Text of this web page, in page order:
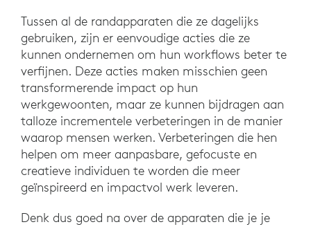
Tussen al de randapparaten die ze dagelijks
gebruiken, zijn er eenvoudige acties die ze
kunnen ondernemen om hun workflows beter te
verfijnen. Deze acties maken misschien geen
transformerende impact op hun
werkgewoonten, maar ze kunnen bijdragen aan
talloze incrementele verbeteringen in de manier
waarop mensen werken. Verbeteringen die hen
helpen om meer aanpasbare, gefocuste en
creatieve individuen te worden die meer
geïnspireerd en impactvol werk leveren.
Denk dus goed na over de apparaten die je je